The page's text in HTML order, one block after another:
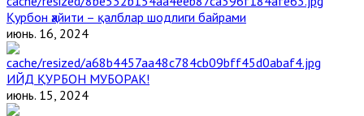
Қурбон ҳайити – қалблар шодлиги байрами
июнь. 16, 2024
ИЙД ҚУРБОН МУБОРАК!
июнь. 15, 2024